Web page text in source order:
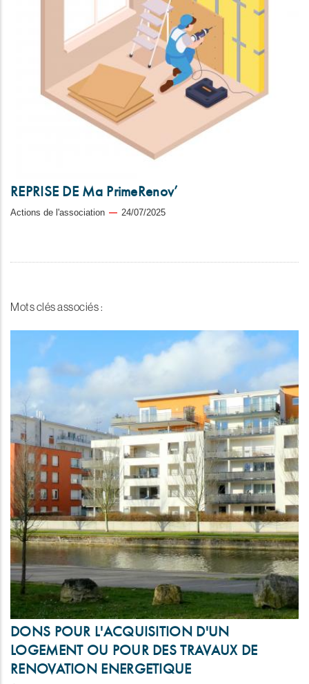
REPRISE DE Ma PrimeRenov’
Actions de l'association 24/07/2025
Mots clés associés :
DONS POUR L'ACQUISITION D'UN
LOGEMENT OU POUR DES TRAVAUX DE
RENOVATION ENERGETIQUE